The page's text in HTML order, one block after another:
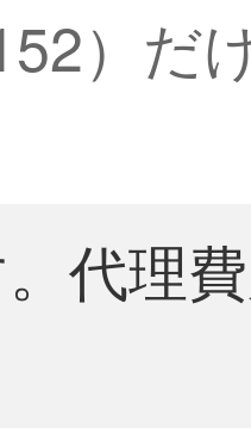
）だ
代理